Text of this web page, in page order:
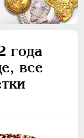
года
все